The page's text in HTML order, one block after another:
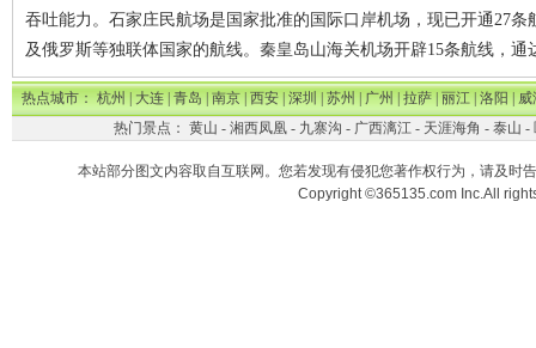
吞吐能力。石家庄民航场是国家批准的国际口岸机场，现已开通27
及俄罗斯等独联体国家的航线。秦皇岛山海关机场开辟15条航线，通
热点城市：杭州|大连|青岛|南京|西安|深圳|苏州|广州|拉萨|丽江|洛阳|威
热门景点： 黄山 - 湘西凤凰- 九寨沟 - 广西漓江- 天涯海角 - 泰山 -
本站部分图文内容取自互联网。您若发现有侵犯您著作权行为，请及时
Copyright ©365135.com Inc.All